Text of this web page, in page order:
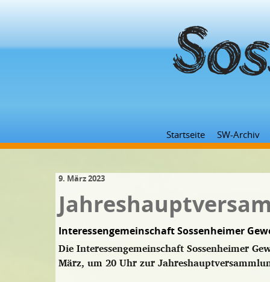
Startseite SW-Archiv
9. März 2023
Interessengemeinschaft Sossenheimer
Die Interessengemeinschaft Sossenheimer
März, um 20 Uhr zur